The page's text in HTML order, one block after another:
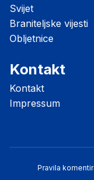
Svijet
Braniteljske vijesti
Obljetnice
Kontakt
Kontakt
Impressum
Pravila